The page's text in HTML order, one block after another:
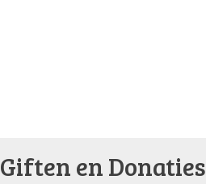
Giften en Donaties